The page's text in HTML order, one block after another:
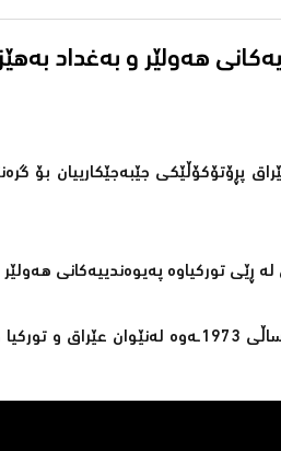
جێبەجێكارییان بۆ
ڕێى تورکیاوە پەیوەندییەکانی